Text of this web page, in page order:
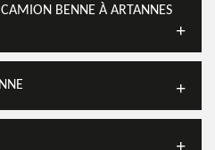
BENNE À ARTANNES